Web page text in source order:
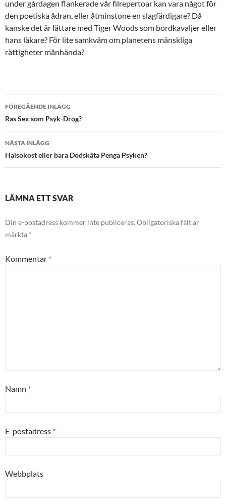
under gårdagen flankerade vår filrepertoar kan vara något för
den poetiska ådran, eller åtminstone en slagfärdigare? Då
kanske det är lättare med Tiger Woods som bordkavaljer eller
hans läkare? För lite samkväm om planetens mänskliga
rättigheter månhända?
Inläggsnavigering
FÖREGÅENDE INLÄGG
Ras Sex som Psyk-Drog?
NÄSTA INLÄGG
Hälsokost eller bara Dödskåta Penga Psyken?
LÄMNA ETT SVAR
Din e-postadress kommer inte publiceras. Obligatoriska fält är
märkta *
Kommentar *
Namn *
E-postadress *
Webbplats